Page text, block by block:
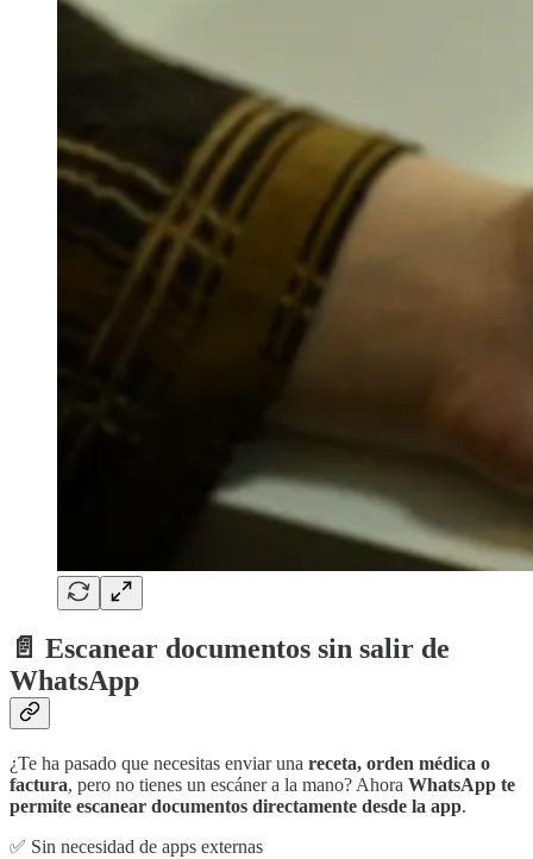
📄 Escanear documentos sin salir de
WhatsApp
¿Te ha pasado que necesitas enviar una receta, orden médica o
factura, pero no tienes un escáner a la mano? Ahora WhatsApp te
permite escanear documentos directamente desde la app.
✅ Sin necesidad de apps externas